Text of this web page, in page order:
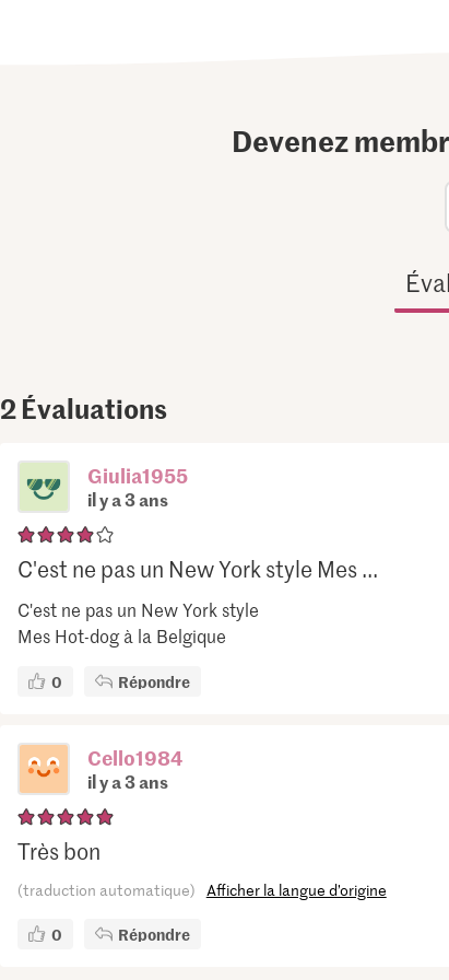
Devenez
2Évaluations
Giulia1955
il y a 3 ans
C'est ne pas un New York style Mes ...
C'est ne pas un New York style
Mes Hot-dog à la Belgique
0 Répondre
Cello1984
il y a 3 ans
Très bon
(traduction automatique) Afficher la langue d’origine
0 Répondre